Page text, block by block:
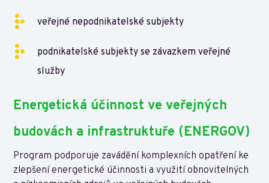
veřejné nepodnikatelské subjekty
podnikatelské subjekty se závazkem veřejné
služby
Energetická účinnost ve veřejných
budovách a infrastruktuře (ENERGOV)
Program podporuje zavádění komplexních opatření ke
zlepšení energetické účinnosti a využití obnovitelných